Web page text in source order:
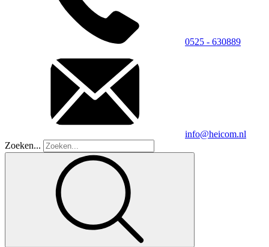
0525 - 630889
info@heicom.nl
Zoeken...